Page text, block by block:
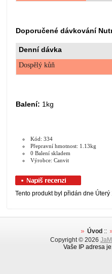
Doporučené dávkování
Denní dávka
Dospělý kůň
Balení: 1kg
Kód: 334
Přepravní hmotnost: 1.13kg
0 Balení skladem
Výrobce: Canvit
Tento produkt byl přidán dne
Úvod ::
Copyright © 2026
Vaše IP adresa